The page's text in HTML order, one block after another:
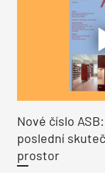
Nové číslo
poslední
prostor